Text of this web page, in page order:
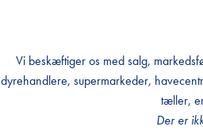
Vi beskæftiger os med salg,
dyrehandlere, supermarkeder,
tæller,
Der er